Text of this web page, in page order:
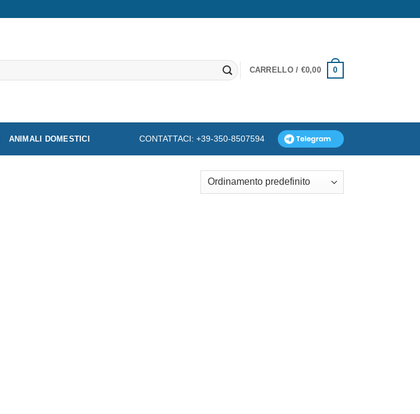
CARRELLO / €0,00 0
ANIMALI DOMESTICI CONTATTACI: +39-350-8507594